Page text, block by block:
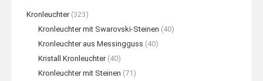
Kronleuchter (323)
Kronleuchter mit Swarovski-Steinen (40)
Kronleuchter aus Messingguss (40)
Kristall Kronleuchter (40)
Kronleuchter mit Steinen (71)